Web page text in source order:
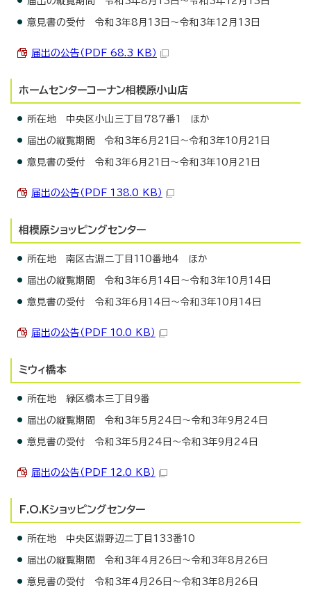
意見書の受付 令和3年8月13日～令和3年12月13日
届出の公告（PDF 68.3 KB）
ホームセンターコーナン相模原小山店
所在地 中央区小山三丁目787番1 ほか
届出の縦覧期間 令和3年6月21日～令和3年10月21日
意見書の受付 令和3年6月21日～令和3年10月21日
届出の公告（PDF 138.0 KB）
相模原ショッピングセンター
所在地 南区古淵二丁目110番地4 ほか
届出の縦覧期間 令和3年6月14日～令和3年10月14日
意見書の受付 令和3年6月14日～令和3年10月14日
届出の公告（PDF 10.0 KB）
ミウィ橋本
所在地 緑区橋本三丁目9番
届出の縦覧期間 令和3年5月24日～令和3年9月24日
意見書の受付 令和3年5月24日～令和3年9月24日
届出の公告（PDF 12.0 KB）
F.O.Kショッピングセンター
所在地 中央区淵野辺二丁目133番10
届出の縦覧期間 令和3年4月26日～令和3年8月26日
意見書の受付 令和3年4月26日～令和3年8月26日